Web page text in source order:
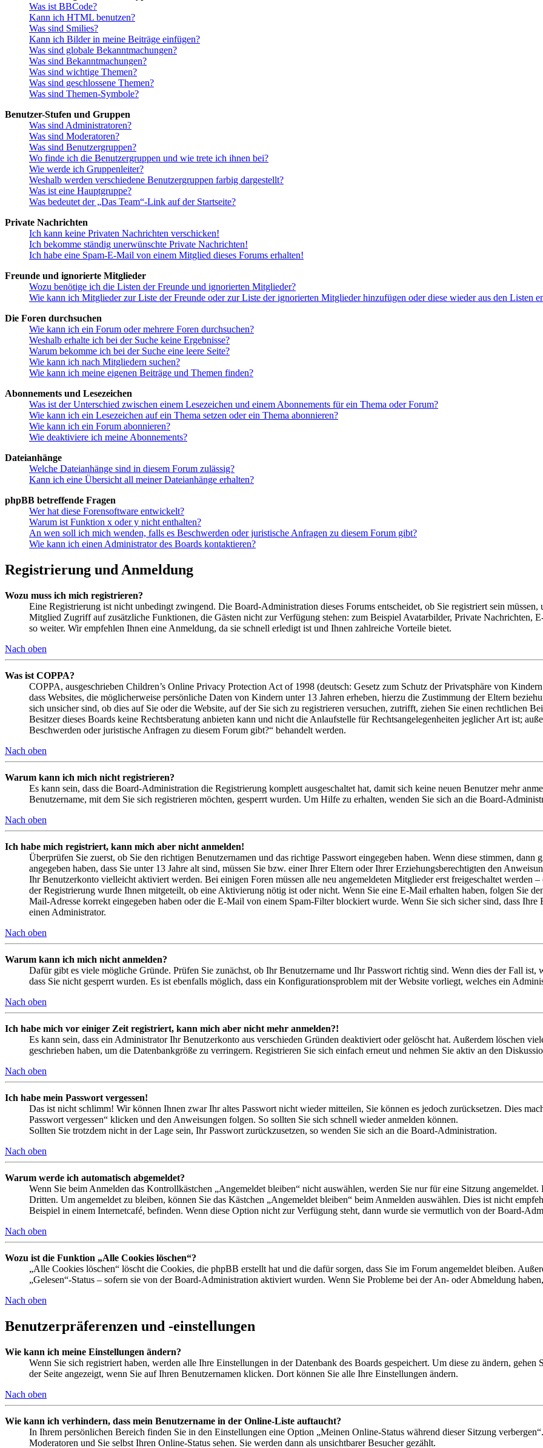
Was ist BBCode?
Kann ich HTML benutzen?
Was sind Smilies?
Kann ich Bilder in meine Beiträge einfügen?
Was sind globale Bekanntmachungen?
Was sind Bekanntmachungen?
Was sind wichtige Themen?
Was sind geschlossene Themen?
Was sind Themen-Symbole?
Benutzer-Stufen und Gruppen
Was sind Administratoren?
Was sind Moderatoren?
Was sind Benutzergruppen?
Wo finde ich die Benutzergruppen und wie trete ich ihnen bei?
Wie werde ich Gruppenleiter?
Weshalb werden verschiedene Benutzergruppen farbig dargestellt?
Was ist eine Hauptgruppe?
Was bedeutet der „Das Team“-Link auf der Startseite?
Private Nachrichten
Ich kann keine Privaten Nachrichten verschicken!
Ich bekomme ständig unerwünschte Private Nachrichten!
Ich habe eine Spam-E-Mail von einem Mitglied dieses Forums erhalten!
Freunde und ignorierte Mitglieder
Wozu benötige ich die Listen der Freunde und ignorierten Mitglieder?
Wie kann ich Mitglieder zur Liste der Freunde oder zur Liste der ignorierten Mitglieder hinzufügen oder diese wieder aus den Listen
Die Foren durchsuchen
Wie kann ich ein Forum oder mehrere Foren durchsuchen?
Weshalb erhalte ich bei der Suche keine Ergebnisse?
Warum bekomme ich bei der Suche eine leere Seite?
Wie kann ich nach Mitgliedern suchen?
Wie kann ich meine eigenen Beiträge und Themen finden?
Abonnements und Lesezeichen
Was ist der Unterschied zwischen einem Lesezeichen und einem Abonnements für ein Thema oder Forum?
Wie kann ich ein Lesezeichen auf ein Thema setzen oder ein Thema abonnieren?
Wie kann ich ein Forum abonnieren?
Wie deaktiviere ich meine Abonnements?
Dateianhänge
Welche Dateianhänge sind in diesem Forum zulässig?
Kann ich eine Übersicht all meiner Dateianhänge erhalten?
phpBB betreffende Fragen
Wer hat diese Forensoftware entwickelt?
Warum ist Funktion x oder y nicht enthalten?
An wen soll ich mich wenden, falls es Beschwerden oder juristische Anfragen zu diesem Forum gibt?
Wie kann ich einen Administrator des Boards kontaktieren?
Registrierung und Anmeldung
Wozu muss ich mich registrieren?
Eine Registrierung ist nicht unbedingt zwingend. Die Board-Administration dieses Forums entscheidet, ob Sie registriert sein
Mitglied Zugriff auf zusätzliche Funktionen, die Gästen nicht zur Verfügung stehen: zum Beispiel Avatarbilder, Private Nachrichten,
so weiter. Wir empfehlen Ihnen eine Anmeldung, da sie schnell erledigt ist und Ihnen zahlreiche Vorteile bietet.
Nach oben
Was ist COPPA?
COPPA, ausgeschrieben Children’s Online Privacy Protection Act of 1998 (deutsch: Gesetz zum Schutz der Privatsphäre von
dass Websites, die möglicherweise persönliche Daten von Kindern unter 13 Jahren erheben, hierzu die Zustimmung der Eltern
sich unsicher sind, ob dies auf Sie oder die Website, auf der Sie sich zu registrieren versuchen, zutrifft, ziehen Sie einen rechtlichen
Besitzer dieses Boards keine Rechtsberatung anbieten kann und nicht die Anlaufstelle für Rechtsangelegenheiten jeglicher Art ist;
Beschwerden oder juristische Anfragen zu diesem Forum gibt?“ behandelt werden.
Nach oben
Warum kann ich mich nicht registrieren?
Es kann sein, dass die Board-Administration die Registrierung komplett ausgeschaltet hat, damit sich keine neuen Benutzer mehr
Benutzername, mit dem Sie sich registrieren möchten, gesperrt wurden. Um Hilfe zu erhalten, wenden Sie sich an die Board-
Nach oben
Ich habe mich registriert, kann mich aber nicht anmelden!
Überprüfen Sie zuerst, ob Sie den richtigen Benutzernamen und das richtige Passwort eingegeben haben. Wenn diese stimmen, dann
angegeben haben, dass Sie unter 13 Jahre alt sind, müssen Sie bzw. einer Ihrer Eltern oder Ihrer Erziehungsberechtigten den
Ihr Benutzerkonto vielleicht aktiviert werden. Bei einigen Foren müssen alle neu angemeldeten Mitglieder erst freigeschaltet werden
der Registrierung wurde Ihnen mitgeteilt, ob eine Aktivierung nötig ist oder nicht. Wenn Sie eine E-Mail erhalten haben, folgen Sie
Mail-Adresse korrekt eingegeben haben oder die E-Mail von einem Spam-Filter blockiert wurde. Wenn Sie sich sicher sind, dass
einen Administrator.
Nach oben
Warum kann ich mich nicht anmelden?
Dafür gibt es viele mögliche Gründe. Prüfen Sie zunächst, ob Ihr Benutzername und Ihr Passwort richtig sind. Wenn dies der Fall ist,
dass Sie nicht gesperrt wurden. Es ist ebenfalls möglich, dass ein Konfigurationsproblem mit der Website vorliegt, welches ein
Nach oben
Ich habe mich vor einiger Zeit registriert, kann mich aber nicht mehr anmelden?!
Es kann sein, dass ein Administrator Ihr Benutzerkonto aus verschieden Gründen deaktiviert oder gelöscht hat. Außerdem löschen
geschrieben haben, um die Datenbankgröße zu verringern. Registrieren Sie sich einfach erneut und nehmen Sie aktiv an den
Nach oben
Ich habe mein Passwort vergessen!
Das ist nicht schlimm! Wir können Ihnen zwar Ihr altes Passwort nicht wieder mitteilen, Sie können es jedoch zurücksetzen. Dies
Passwort vergessen“ klicken und den Anweisungen folgen. So sollten Sie sich schnell wieder anmelden können.
Sollten Sie trotzdem nicht in der Lage sein, Ihr Passwort zurückzusetzen, so wenden Sie sich an die Board-Administration.
Nach oben
Warum werde ich automatisch abgemeldet?
Wenn Sie beim Anmelden das Kontrollkästchen „Angemeldet bleiben“ nicht auswählen, werden Sie nur für eine Sitzung
Dritten. Um angemeldet zu bleiben, können Sie das Kästchen „Angemeldet bleiben“ beim Anmelden auswählen. Dies ist nicht
Beispiel in einem Internetcafé, befinden. Wenn diese Option nicht zur Verfügung steht, dann wurde sie vermutlich von der Board-
Nach oben
Wozu ist die Funktion „Alle Cookies löschen“?
„Alle Cookies löschen“ löscht die Cookies, die phpBB erstellt hat und die dafür sorgen, dass Sie im Forum angemeldet bleiben.
„Gelesen“-Status – sofern sie von der Board-Administration aktiviert wurden. Wenn Sie Probleme bei der An- oder Abmeldung
Nach oben
Benutzerpräferenzen und -einstellungen
Wie kann ich meine Einstellungen ändern?
Wenn Sie sich registriert haben, werden alle Ihre Einstellungen in der Datenbank des Boards gespeichert. Um diese zu ändern,
der Seite angezeigt, wenn Sie auf Ihren Benutzernamen klicken. Dort können Sie alle Ihre Einstellungen ändern.
Nach oben
Wie kann ich verhindern, dass mein Benutzername in der Online-Liste auftaucht?
In Ihrem persönlichen Bereich finden Sie in den Einstellungen eine Option „Meinen Online-Status während dieser Sitzung
Moderatoren und Sie selbst Ihren Online-Status sehen. Sie werden dann als unsichtbarer Besucher gezählt.